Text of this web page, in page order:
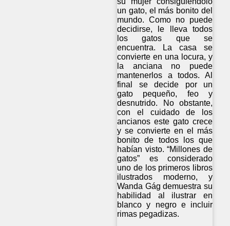
un gato, el más bonito del
mundo. Como no puede
decidirse, le lleva todos
los gatos que se
encuentra. La casa se
convierte en una locura, y
la anciana no puede
mantenerlos a todos. Al
final se decide por un
gato pequeño, feo y
desnutrido. No obstante,
con el cuidado de los
ancianos este gato crece
y se convierte en el más
bonito de todos los que
habían visto. “Millones de
gatos” es considerado
uno de los primeros libros
ilustrados moderno, y
Wanda Gág demuestra su
habilidad al ilustrar en
blanco y negro e incluir
rimas pegadizas.